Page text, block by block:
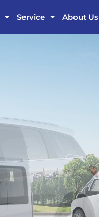
Service About Us